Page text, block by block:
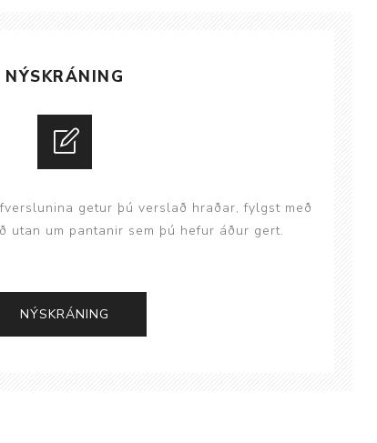
Innréttingar, vagnar og
borð
Rekstrarvörur
Skoðunar- og
Þrýstingsvafningar
NÝSKRÁNING
getur þú verslað hraðar, fylgst með
utan um pantanir sem þú hefur áður gert.